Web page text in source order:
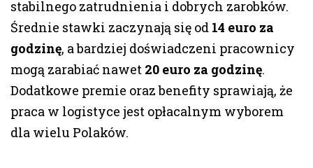
stabilnego zatrudnienia i dobrych zarobków.
Średnie stawki zaczynają się od 14 euro za
godzinę, a bardziej doświadczeni pracownicy
mogą zarabiać nawet 20 euro za godzinę.
Dodatkowe premie oraz benefity sprawiają, że
praca w logistyce jest opłacalnym wyborem
dla wielu Polaków.